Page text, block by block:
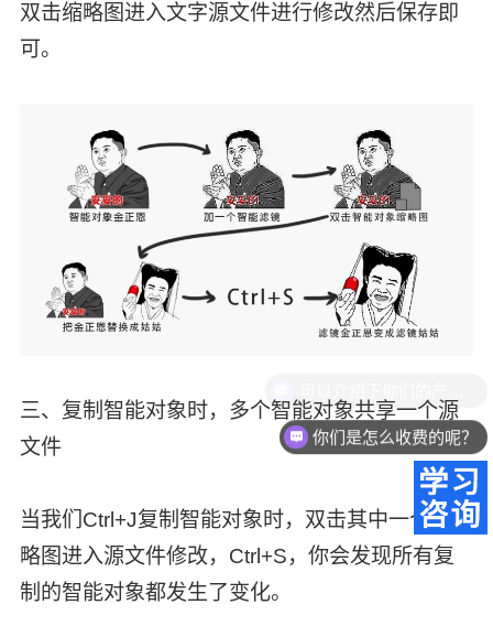
双击缩略图进入文字源文件进行修改然后保存即
可。
三、复制智能对象时，多个智能对象共享一个源
文件
当我们Ctrl+J复制智能对象时，双击其中一个的缩
略图进入源文件修改，Ctrl+S，你会发现所有复
制的智能对象都发生了变化。
你们是怎么收费的呢？